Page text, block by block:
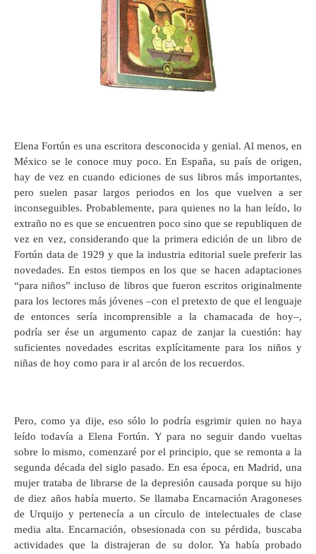
Elena Fortún es una escritora desconocida y genial. Al menos, en
México se le conoce muy poco. En España, su país de origen,
hay de vez en cuando ediciones de sus libros más importantes,
pero suelen pasar largos periodos en los que vuelven a ser
inconseguibles. Probablemente, para quienes no la han leído, lo
extraño no es que se encuentren poco sino que se republiquen de
vez en vez, considerando que la primera edición de un libro de
Fortún data de 1929 y que la industria editorial suele preferir las
novedades. En estos tiempos en los que se hacen adaptaciones
“para niños” incluso de libros que fueron escritos originalmente
para los lectores más jóvenes ­–con el pretexto de que el lenguaje
de entonces sería incomprensible a la chamacada de hoy–,
podría ser ése un argumento capaz de zanjar la cuestión: hay
suficientes novedades escritas explícitamente para los niños y
niñas de hoy como para ir al arcón de los recuerdos.
Pero, como ya dije, eso sólo lo podría esgrimir quien no haya
leído todavía a Elena Fortún. Y para no seguir dando vueltas
sobre lo mismo, comenzaré por el principio, que se remonta a la
segunda década del siglo pasado. En esa época, en Madrid, una
mujer trataba de librarse de la depresión causada porque su hijo
de diez años había muerto. Se llamaba Encarnación Aragoneses
de Urquijo y pertenecía a un círculo de intelectuales de clase
media alta. Encarnación, obsesionada con su pérdida, buscaba
actividades que la distrajeran de su dolor. Ya había probado